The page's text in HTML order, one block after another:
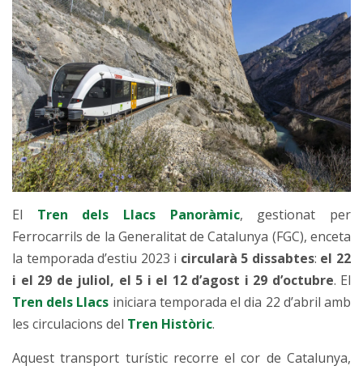
El Tren dels Llacs Panoràmic, gestionat per
Ferrocarrils de la Generalitat de Catalunya (FGC), enceta
la temporada d’estiu 2023 i circularà 5 dissabtes: el 22
i el 29 de juliol, el 5 i el 12 d’agost i 29 d’octubre. El
Tren dels Llacs iniciara temporada el dia 22 d’abril amb
les circulacions del Tren Històric.
Aquest transport turístic recorre el cor de Catalunya,